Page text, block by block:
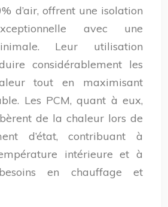
d’air, offrent une isolation
avec une
Leur utilisation
considérablement les
tout en maximisant
Les PCM, quant à eux,
de la chaleur lors de
d’état, contribuant à
intérieure et à
en chauffage et